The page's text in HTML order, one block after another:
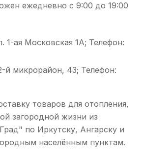
ежедневно с 9:00 до 19:00
1-ая Московская 1А; Телефон:
й микрорайон, 43; Телефон:
товаров для отопления,
загородной жизни из
по Иркутску, Ангарску и
населённым пунктам.